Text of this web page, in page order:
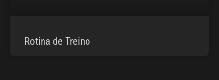
Rotina de Treino